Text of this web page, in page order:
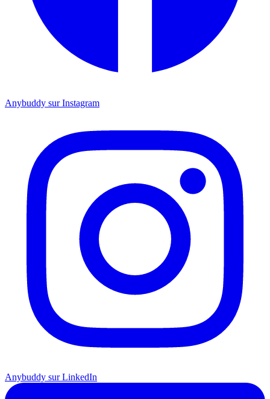
Anybuddy sur Instagram
Anybuddy sur LinkedIn